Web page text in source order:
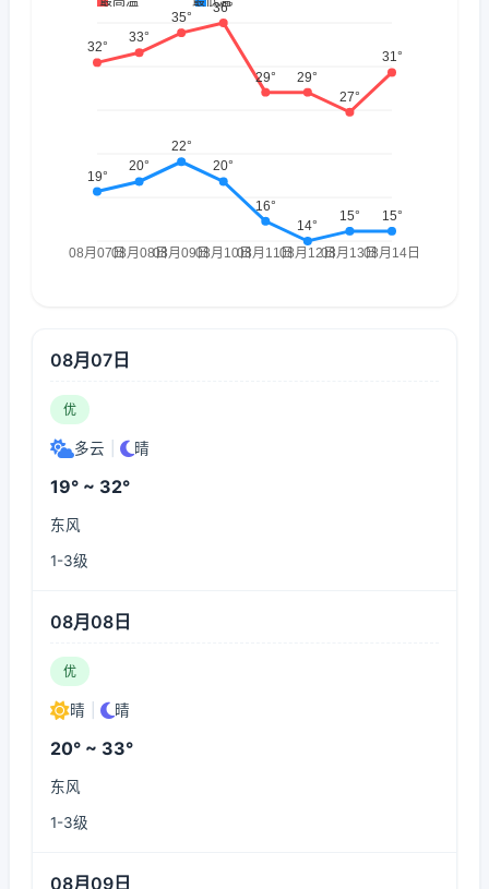
08月07日
优
多云 晴
19° ~ 32°
东风
1-3级
08月08日
优
晴 晴
20° ~ 33°
东风
1-3级
08月09日